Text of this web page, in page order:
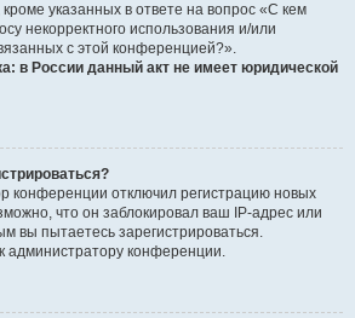
указанных в ответе на вопрос «С кем
некорректного использования и/или
с этой конференцией?».
в России данный акт не имеет юридической
конференции отключил регистрацию новых
что он заблокировал ваш IP-адрес или
вы пытаетесь зарегистрироваться.
администратору конференции.